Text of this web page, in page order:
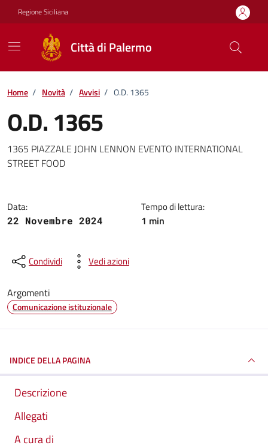
Vai ai contenuti
Vai al footer
Regione Siciliana
Città di Palermo
Home / Novità / Avvisi / O.D. 1365
O.D. 1365
Dettagli della notizia
1365 PIAZZALE JOHN LENNON EVENTO INTERNATIONAL
STREET FOOD
Data:
22 Novembre 2024
Tempo di lettura:
1 min
Condividi Vedi azioni
Argomenti
Comunicazione istituzionale
INDICE DELLA PAGINA
Descrizione
Allegati
A cura di